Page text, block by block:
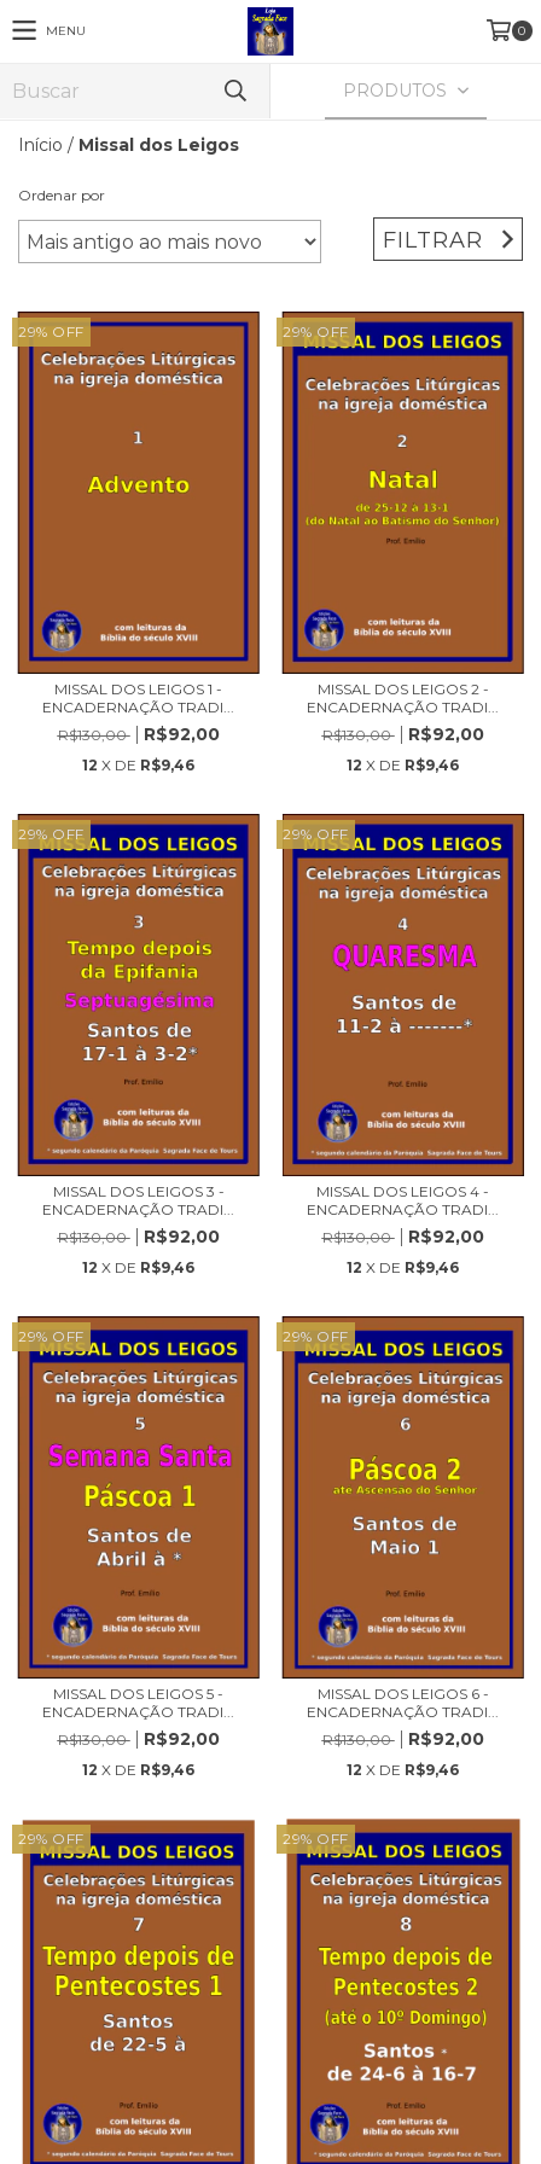
MENU 0
PRODUTOS
Início / Missal dos Leigos
Ordenar por
FILTRAR
29% OFF
MISSAL DOS LEIGOS 1 -
ENCADERNAÇÃO TRADI...
R$130,00
R$92,00
12 X DE R$9,46
29%OFF
MISSAL DOS LEIGOS 2 -
ENCADERNAÇÃO TRADI...
R$130,00
R$92,00
12 X DE R$9,46
29%OFF
MISSAL DOS LEIGOS 3 -
ENCADERNAÇÃO TRADI...
R$130,00
R$92,00
12 X DE R$9,46
29%OFF
MISSAL DOS LEIGOS 4 -
ENCADERNAÇÃO TRADI...
R$130,00
R$92,00
12 X DE R$9,46
29% OFF
MISSAL DOS LEIGOS 5 -
ENCADERNAÇÃO TRADI...
R$130,00
R$92,00
12 X DE R$9,46
29% OFF
MISSAL DOS LEIGOS 6 -
ENCADERNAÇÃO TRADI...
R$130,00
R$92,00
12 X DE R$9,46
29% OFF 29% OFF